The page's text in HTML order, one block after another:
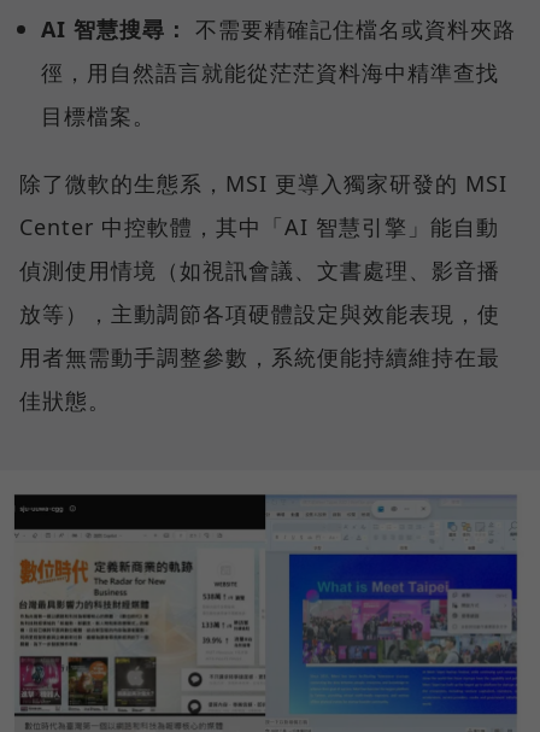
AI 智慧搜尋： 不需要精確記住檔名或資料夾路
徑，用自然語言就能從茫茫資料海中精準查找
目標檔案。
除了微軟的生態系，MSI 更導入獨家研發的 MSI
Center 中控軟體，其中「AI 智慧引擎」能自動
偵測使用情境（如視訊會議、文書處理、影音播
放等），主動調節各項硬體設定與效能表現，使
用者無需動手調整參數，系統便能持續維持在最
佳狀態。